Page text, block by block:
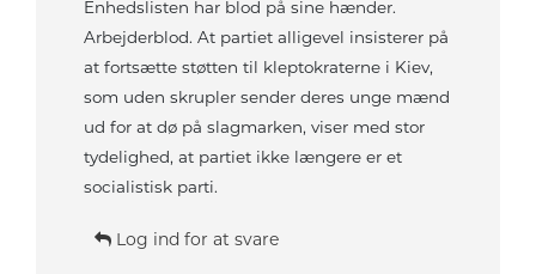
Enhedslisten har blod på sine hænder.
Arbejderblod. At partiet alligevel insisterer på
at fortsætte støtten til kleptokraterne i Kiev,
som uden skrupler sender deres unge mænd
ud for at dø på slagmarken, viser med stor
tydelighed, at partiet ikke længere er et
socialistisk parti.
Log ind for at svare